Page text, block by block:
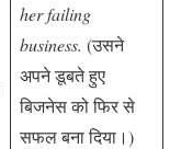
her failing
business. (उसने
अपने डूबते हुए
बिजनेस को फिर से
सफल बना दिया।)